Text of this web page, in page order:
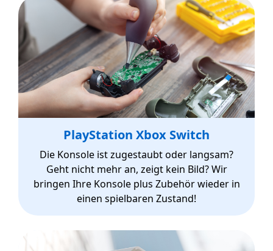
PlayStation Xbox Switch
Die Konsole ist zugestaubt oder langsam?
Geht nicht mehr an, zeigt kein Bild? Wir
bringen Ihre Konsole plus Zubehör wieder in
einen spielbaren Zustand!